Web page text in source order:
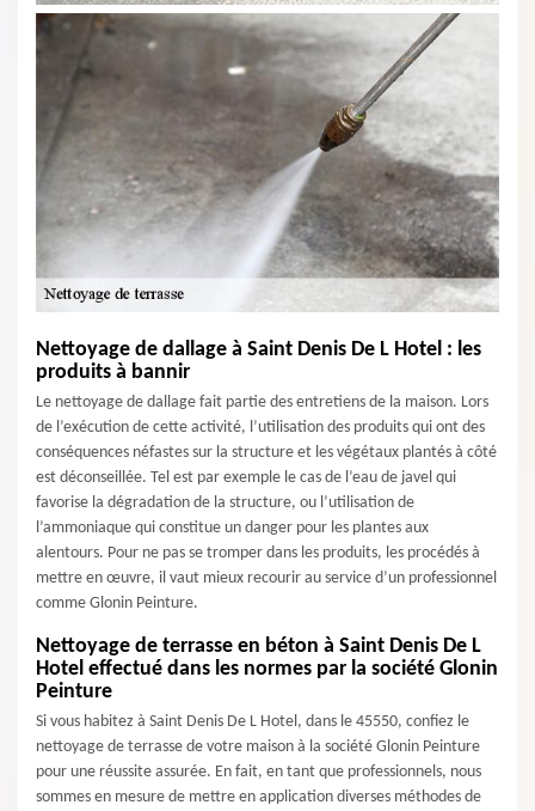
Nettoyage de dallage à Saint Denis De L Hotel : les
produits à bannir
Le nettoyage de dallage fait partie des entretiens de la maison. Lors
de l’exécution de cette activité, l’utilisation des produits qui ont des
conséquences néfastes sur la structure et les végétaux plantés à côté
est déconseillée. Tel est par exemple le cas de l’eau de javel qui
favorise la dégradation de la structure, ou l’utilisation de
l’ammoniaque qui constitue un danger pour les plantes aux
alentours. Pour ne pas se tromper dans les produits, les procédés à
mettre en œuvre, il vaut mieux recourir au service d’un professionnel
comme Glonin Peinture.
Nettoyage de terrasse en béton à Saint Denis De L
Hotel effectué dans les normes par la société Glonin
Peinture
Si vous habitez à Saint Denis De L Hotel, dans le 45550, confiez le
nettoyage de terrasse de votre maison à la société Glonin Peinture
pour une réussite assurée. En fait, en tant que professionnels, nous
sommes en mesure de mettre en application diverses méthodes de